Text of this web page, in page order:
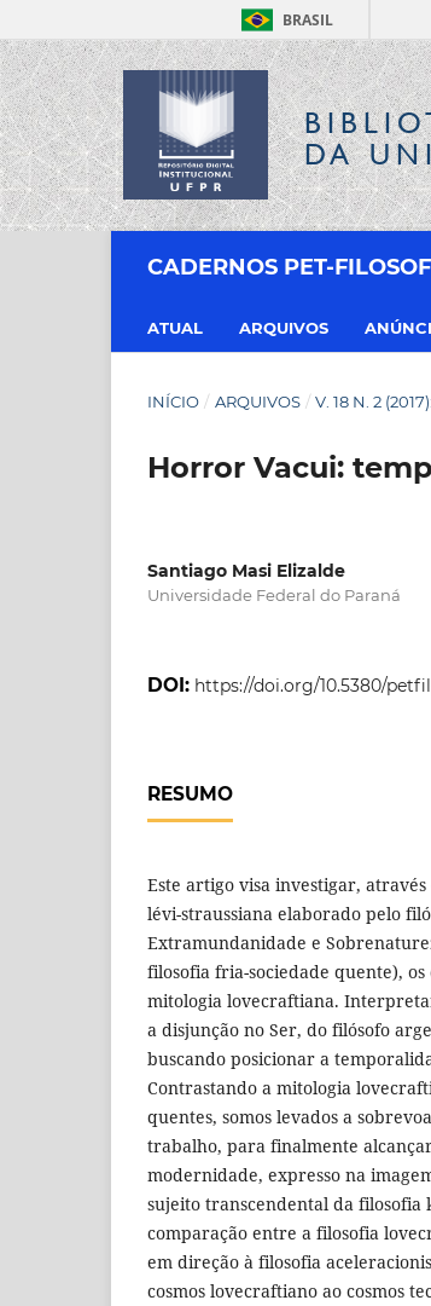
BRASIL
DA
CADERNOS PET-
ATUAL ARQUIVOS
INÍCIO / ARQUIVOS / V. 18 N. 2
Horror Vacui:
Santiago Masi Elizalde
Universidade Federal do Paraná
DOI: https://doi.org/10.5380/
RESUMO
Este artigo visa investigar,
lévi-straussiana elaborado pelo
Extramundanidade e
filosofia fria-sociedade quente),
mitologia lovecraftiana.
a disjunção no Ser, do filósofo
buscando posicionar a
Contrastando a mitologia
quentes, somos levados a
trabalho, para finalmente
modernidade, expresso na
sujeito transcendental da filosofia
comparação entre a filosofia
em direção à filosofia
cosmos lovecraftiano ao cosmos